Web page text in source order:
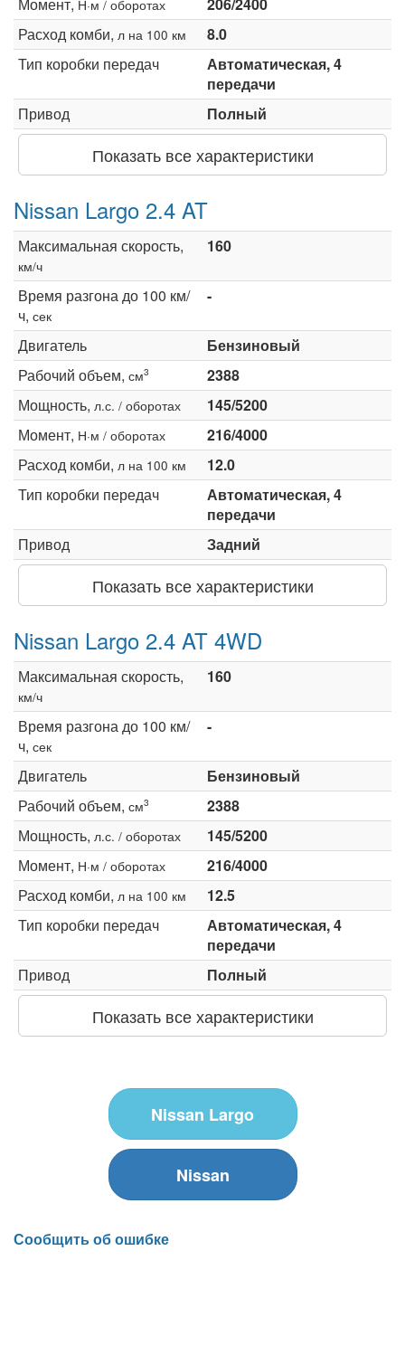
Н·м / оборотах
Расход комби, л на 100 км
8.0
Тип коробки передач
Автоматическая, 4
передачи
Привод
Полный
Показать все характеристики
Nissan Largo 2.4 AT
Максимальная скорость,
км/ч
160
Время разгона до 100 км/
ч, сек
-
Двигатель
Бензиновый
Рабочий объем, см3
2388
Мощность, л.с. / оборотах
145/5200
Момент, Н·м / оборотах
216/4000
Расход комби, л на 100 км
12.0
Тип коробки передач
Автоматическая, 4
передачи
Привод
Задний
Показать все характеристики
Nissan Largo 2.4 AT 4WD
Максимальная скорость,
км/ч
160
Время разгона до 100 км/
ч, сек
-
Двигатель
Бензиновый
Рабочий объем, см3
2388
Мощность, л.с. / оборотах
145/5200
Момент, Н·м / оборотах
216/4000
Расход комби, л на 100 км
12.5
Тип коробки передач
Автоматическая, 4
передачи
Привод
Полный
Показать все характеристики
Nissan Largo
Nissan
Сообщить об ошибке